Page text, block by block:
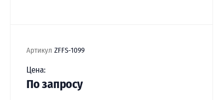
Артикул ZFFS-1099
Цена:
По запросу